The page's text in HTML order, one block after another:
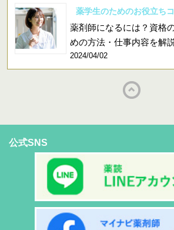
薬学生のためのお役立ち
薬剤師になるには？資格
めの方法・仕事内容を解説
2024/04/02
公式SNS